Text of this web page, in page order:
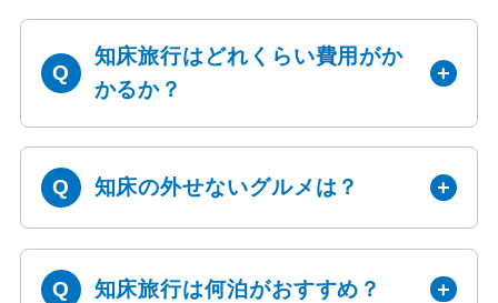
知床旅行はどれくらい費用がか
かるか？
知床の外せないグルメは？
知床旅行は何泊がおすすめ？